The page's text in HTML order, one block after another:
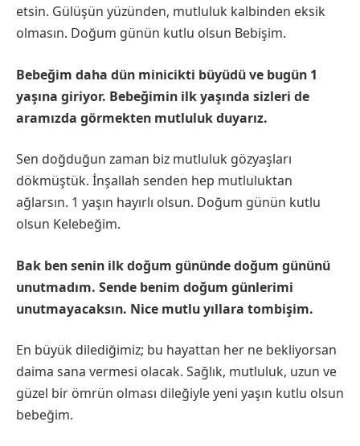
etsin. Gülüşün yüzünden, mutluluk kalbinden eksik
olmasın. Doğum günün kutlu olsun Bebişim.
Bebeğim daha dün minicikti büyüdü ve bugün 1
yaşına giriyor. Bebeğimin ilk yaşında sizleri de
aramızda görmekten mutluluk duyarız.
Sen doğduğun zaman biz mutluluk gözyaşları
dökmüştük. İnşallah senden hep mutluluktan
ağlarsın. 1 yaşın hayırlı olsun. Doğum günün kutlu
olsun Kelebeğim.
Bak ben senin ilk doğum gününde doğum gününü
unutmadım. Sende benim doğum günlerimi
unutmayacaksın. Nice mutlu yıllara tombişim.
En büyük dilediğimiz; bu hayattan her ne bekliyorsan
daima sana vermesi olacak. Sağlık, mutluluk, uzun ve
güzel bir ömrün olması dileğiyle yeni yaşın kutlu olsun
bebeğim.